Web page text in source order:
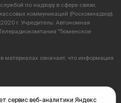
по надзору в сфере связи,
коммуникаций (Роскомнадзор),
г. Учредитель: Автономная
"Тюменское
материалах означает, что информация
сервис веб-аналитики Яндекс